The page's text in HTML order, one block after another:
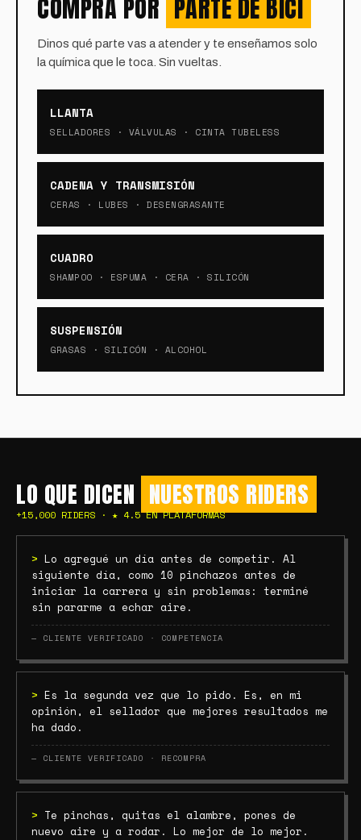
COMPRA POR PARTE DE BICI
Dinos qué parte vas a atender y te enseñamos solo
la química que le toca. Sin vueltas.
LLANTA
SELLADORES · VÁLVULAS · CINTA TUBELESS
CADENA Y TRANSMISIÓN
CERAS · LUBES · DESENGRASANTE
CUADRO
SHAMPOO · ESPUMA · CERA · SILICÓN
SUSPENSIÓN
GRASAS · SILICÓN · ALCOHOL
LO QUE DICEN NUESTROS RIDERS
+15,000 RIDERS · ★ 4.5 EN PLATAFORMAS
> Lo agregué un día antes de competir. Al
siguiente día, como 10 pinchazos antes de
iniciar la carrera y sin problemas: terminé
sin pararme a echar aire.
— CLIENTE VERIFICADO · COMPETENCIA
> Es la segunda vez que lo pido. Es, en mi
opinión, el sellador que mejores resultados me
ha dado.
— CLIENTE VERIFICADO · RECOMPRA
> Te pinchas, quitas el alambre, pones de
nuevo aire y a rodar. Lo mejor de lo mejor.